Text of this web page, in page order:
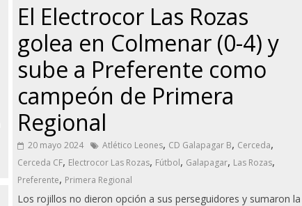
El Electrocor Las Rozas
golea en Colmenar (0-4) y
sube a Preferente como
campeón de Primera
Regional
20 mayo 2024 Atlético Leones, CD Galapagar B, Cerceda,
Cerceda CF, Electrocor Las Rozas, Fútbol, Galapagar, Las Rozas,
Preferente, Primera Regional
Los rojillos no dieron opción a sus perseguidores y sumaron la